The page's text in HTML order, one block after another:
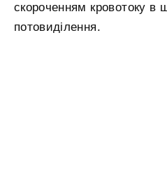
скороченням кровотоку в
потовиділення.